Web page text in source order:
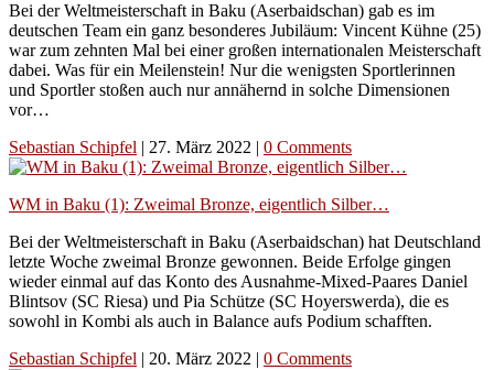
Bei der Weltmeisterschaft in Baku (Aserbaidschan) gab es im
deutschen Team ein ganz besonderes Jubiläum: Vincent Kühne (25)
war zum zehnten Mal bei einer großen internationalen Meisterschaft
dabei. Was für ein Meilenstein! Nur die wenigsten Sportlerinnen
und Sportler stoßen auch nur annähernd in solche Dimensionen
vor…
Sebastian Schipfel | 27. März 2022 | 0 Comments
WM in Baku (1): Zweimal Bronze, eigentlich Silber…
Bei der Weltmeisterschaft in Baku (Aserbaidschan) hat Deutschland
letzte Woche zweimal Bronze gewonnen. Beide Erfolge gingen
wieder einmal auf das Konto des Ausnahme-Mixed-Paares Daniel
Blintsov (SC Riesa) und Pia Schütze (SC Hoyerswerda), die es
sowohl in Kombi als auch in Balance aufs Podium schafften.
Sebastian Schipfel | 20. März 2022 | 0 Comments